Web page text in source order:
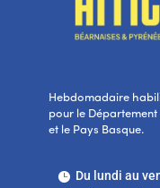
Hebdomadaire
pour le Département
et le Pays Basque.
Du lundi au